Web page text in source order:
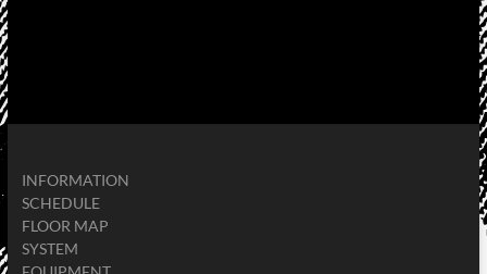
INFORMATION
SCHEDULE
FLOOR MAP
SYSTEM